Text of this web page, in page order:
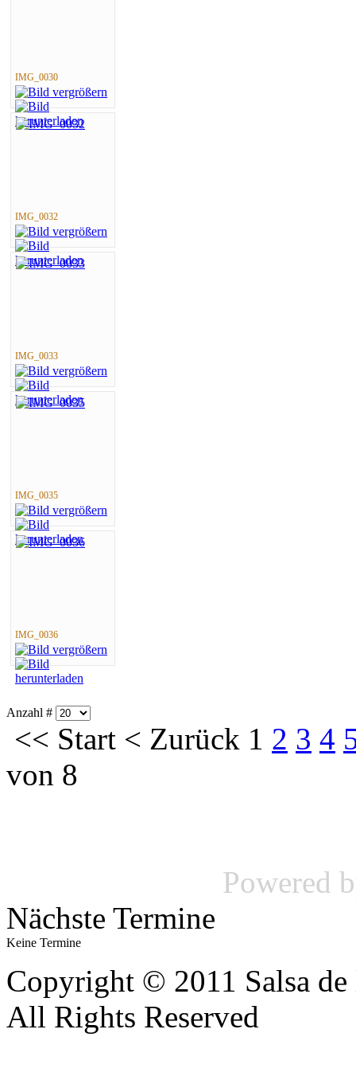
IMG_0030
IMG_0032
IMG_0033
IMG_0035
IMG_0036
Anzahl #
<< Start < Zurück 1 2 3 4
von 8
Powered
Nächste Termine
Keine Termine
Copyright © 2011 Salsa de
All Rights Reserved